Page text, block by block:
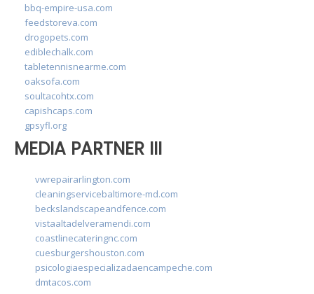
bbq-empire-usa.com
feedstoreva.com
drogopets.com
ediblechalk.com
tabletennisnearme.com
oaksofa.com
soultacohtx.com
capishcaps.com
gpsyfl.org
MEDIA PARTNER III
vwrepairarlington.com
cleaningservicebaltimore-md.com
beckslandscapeandfence.com
vistaaltadelveramendi.com
coastlinecateringnc.com
cuesburgershouston.com
psicologiaespecializadaencampeche.com
dmtacos.com